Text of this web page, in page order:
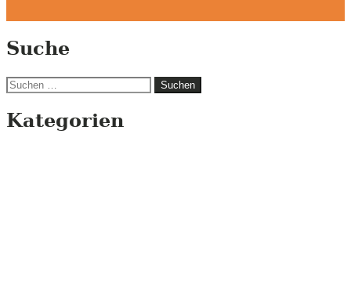
Suche
Suchen
Kategorien